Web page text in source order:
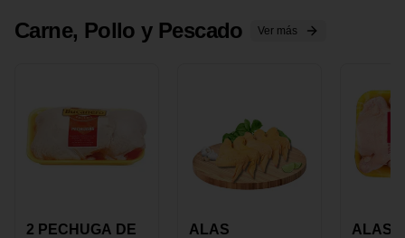
Carne, Pollo y Pescado Ver más
2 PECHUGA DE
ALAS
ALAS